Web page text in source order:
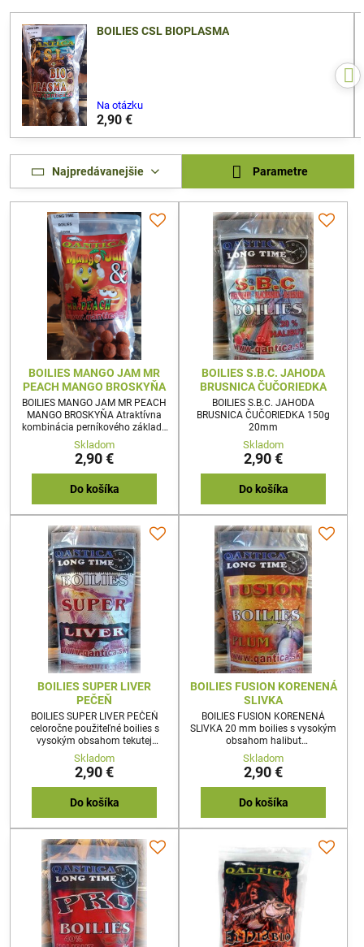
BOILIES CSL BIOPLASMA
Na otázku
2,90 €
Najpredávanejšie Parametre
BOILIES MANGO JAM MR
PEACH MANGO BROSKYŇA
BOILIES MANGO JAM MR PEACH
MANGO BROSKYŇA Atraktívna
kombinácia perníkového základu
s kvalitným mango
koncentrátom a
broskyňou.Perfektne fungujúce
boilies vhodné jak do studenej
vody, a aj do horúceho letného
Skladom
2,90 €
Do košíka
BOILIES S.B.C. JAHODA
BRUSNICA ČUČORIEDKA
BOILIES S.B.C. JAHODA
BRUSNICA ČUČORIEDKA 150g
20mm
Skladom
2,90 €
Do košíka
BOILIES SUPER LIVER
PEČEŇ
BOILIES SUPER LIVER PEČEŇ
celoročne použiteľné boilies s
vysokým obsahom tekutej
Skladom
2,90 €
Do košíka
BOILIES FUSION KORENENÁ
SLIVKA
BOILIES FUSION KORENENÁ
SLIVKA 20 mm boilies s vysokým
obsahom halibut
múčky,perníkovej múčky a
výraznej slivkovej arómy. TOP
boilies aj na lov amúrov.
Skladom
2,90 €
Do košíka